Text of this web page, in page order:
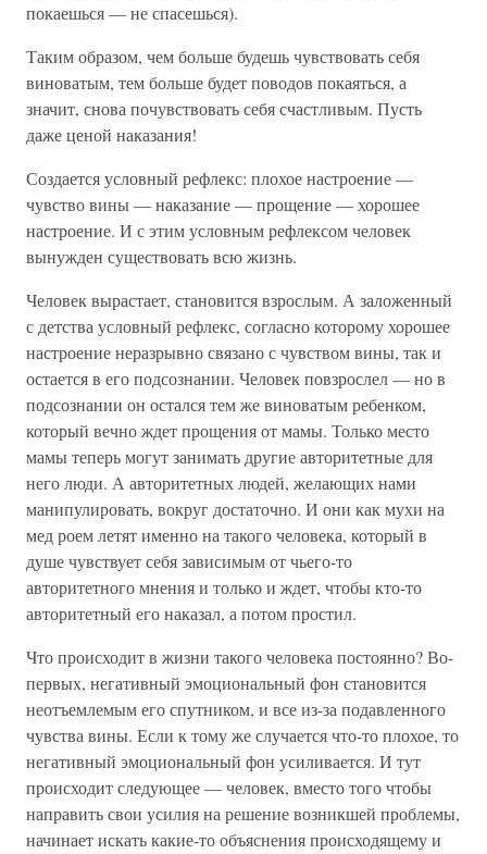
покаешься — не спасешься).
Таким образом, чем больше будешь чувствовать себя
виноватым, тем больше будет поводов покаяться, а
значит, снова почувствовать себя счастливым. Пусть
даже ценой наказания!
Создается условный рефлекс: плохое настроение —
чувство вины — наказание — прощение — хорошее
настроение. И с этим условным рефлексом человек
вынужден существовать всю жизнь.
Человек вырастает, становится взрослым. А заложенный
с детства условный рефлекс, согласно которому хорошее
настроение неразрывно связано с чувством вины, так и
остается в его подсознании. Человек повзрослел — но в
подсознании он остался тем же виноватым ребенком,
который вечно ждет прощения от мамы. Только место
мамы теперь могут занимать другие авторитетные для
него люди. А авторитетных людей, желающих нами
манипулировать, вокруг достаточно. И они как мухи на
мед роем летят именно на такого человека, который в
душе чувствует себя зависимым от чьего-то
авторитетного мнения и только и ждет, чтобы кто-то
авторитетный его наказал, а потом простил.
Что происходит в жизни такого человека постоянно? Во-
первых, негативный эмоциональный фон становится
неотъемлемым его спутником, и все из-за подавленного
чувства вины. Если к тому же случается что-то плохое, то
негативный эмоциональный фон усиливается. И тут
происходит следующее — человек, вместо того чтобы
направить свои усилия на решение возникшей проблемы,
начинает искать какие-то объяснения происходящему и